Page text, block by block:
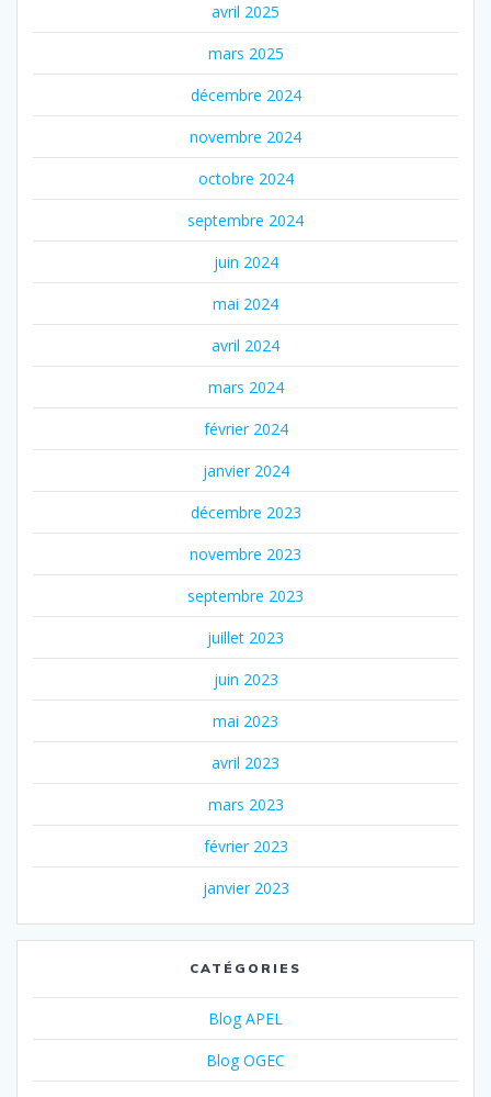
avril 2025
mars 2025
décembre 2024
novembre 2024
octobre 2024
septembre 2024
juin 2024
mai 2024
avril 2024
mars 2024
février 2024
janvier 2024
décembre 2023
novembre 2023
septembre 2023
juillet 2023
juin 2023
mai 2023
avril 2023
mars 2023
février 2023
janvier 2023
CATÉGORIES
Blog APEL
Blog OGEC